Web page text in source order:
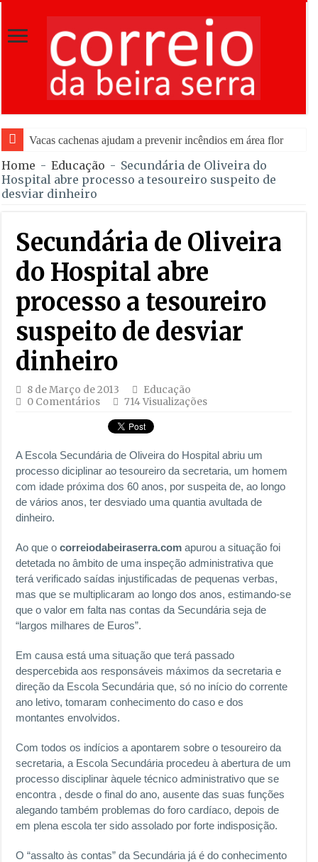
Vacas cachenas ajudam a prevenir incêndios em área florestal de
Home - Educação - Secundária de Oliveira do
Hospital abre processo a tesoureiro suspeito de
desviar dinheiro
Secundária de Oliveira
do Hospital abre
processo a tesoureiro
suspeito de desviar
dinheiro
8 de Março de 2013
Educação
0 Comentários
714 Visualizações
A Escola Secundária de Oliveira do Hospital abriu um
processo diciplinar ao tesoureiro da secretaria, um homem
com idade próxima dos 60 anos, por suspeita de, ao longo
de vários anos, ter desviado uma quantia avultada de
dinheiro.
Ao que o correiodabeiraserra.com apurou a situação foi
detetada no âmbito de uma inspeção administrativa que
terá verificado saídas injustificadas de pequenas verbas,
mas que se multiplicaram ao longo dos anos, estimando-se
que o valor em falta nas contas da Secundária seja de
“largos milhares de Euros”.
Em causa está uma situação que terá passado
despercebida aos responsáveis máximos da secretaria e
direção da Escola Secundária que, só no início do corrente
ano letivo, tomaram conhecimento do caso e dos
montantes envolvidos.
Com todos os indícios a apontarem sobre o tesoureiro da
secretaria, a Escola Secundária procedeu à abertura de um
processo disciplinar àquele técnico administrativo que se
encontra , desde o final do ano, ausente das suas funções
alegando também problemas do foro cardíaco, depois de
em plena escola ter sido assolado por forte indisposição.
O “assalto às contas” da Secundária já é do conhecimento